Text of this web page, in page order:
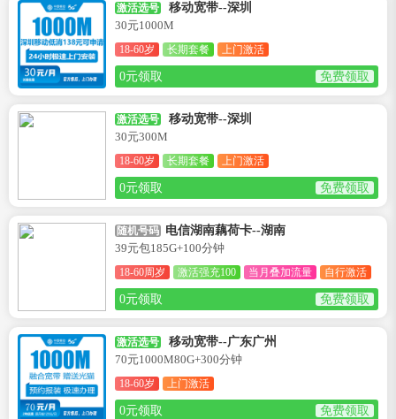
激活选号
移动宽带--深圳
30元1000M
18-60岁 长期套餐 上门激活
0元领取 免费领取
激活选号
移动宽带--深圳
30元300M
18-60岁 长期套餐 上门激活
0元领取 免费领取
随机号码 电信湖南藕荷卡--湖南
39元包185G+100分钟
18-60周岁 激活强充100 当月叠加流量 自行激活
0元领取 免费领取
激活选号
移动宽带--广东广州
70元1000M80G+300分钟
18-60岁 上门激活
0元领取 免费领取